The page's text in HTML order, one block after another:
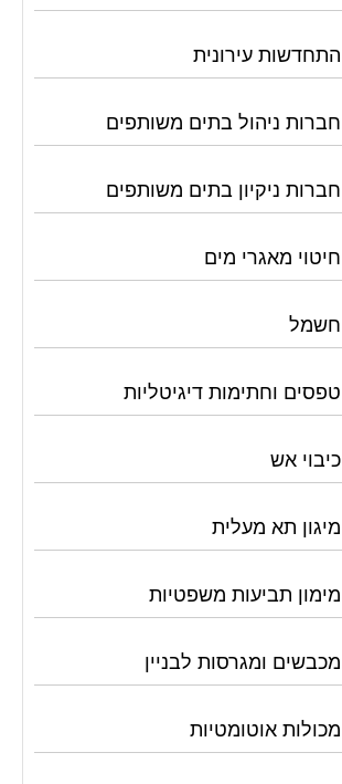
התחדשות עירונית
חברות ניהול בתים משותפים
חברות ניקיון בתים משותפים
חיטוי מאגרי מים
חשמל
טפסים וחתימות דיגיטליות
כיבוי אש
מיגון תא מעלית
מימון תביעות משפטיות
מכבשים ומגרסות לבניין
מכולות אוטומטיות